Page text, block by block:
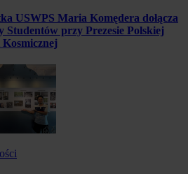
USWPS Maria Komędera dołącza
Studentów przy Prezesie Polskiej